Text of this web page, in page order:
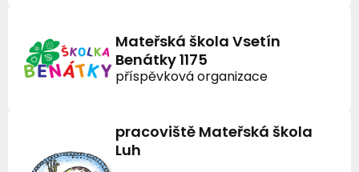
Mateřská škola Vsetín
Benátky 1175
příspěvková organizace
pracoviště Mateřská škola
Luh